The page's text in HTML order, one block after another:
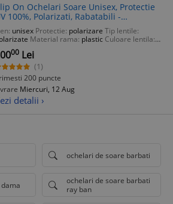
On Ochelari Soare Unisex, Protectie
100%, Polarizati, Rabatabili -
Ochelari Vedere (Orice Model
Dimensiune)
unisex Protectie: polarizare Tip lentile:
Material rama: plastic Culoare lentila:
negru00 Lei
(1)
200 puncte
Miercuri, 12 Aug
detalii ›
ochelari de soare barbati
ochelari de soare barbati
ray ban